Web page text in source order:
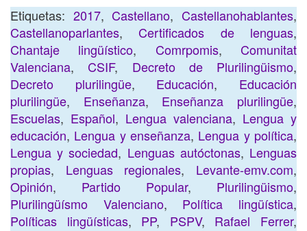
Etiquetas: 2017,Castellano,Castellanohablantes,
Castellanoparlantes,Certificados de lenguas,
Chantaje lingüístico, Comrpomis,Comunitat
Valenciana,CSIF, Decreto de Plurilingüismo,
Decreto plurilingüe, Educación, Educación
plurilingüe, Enseñanza, Enseñanza plurilingüe,
Escuelas, Español, Lengua valenciana, Lengua y
educación, Lengua y enseñanza, Lengua y política,
Lengua y sociedad, Lenguas autóctonas, Lenguas
propias, Lenguas regionales, Levante-emv.com,
Opinión, Partido Popular, Plurilingüismo,
Plurilingüísmo Valenciano, Política lingüística,
Políticas lingüísticas, PP, PSPV, Rafael Ferrer,